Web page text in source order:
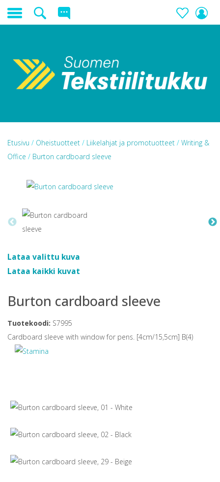
Etusivu / Oheistuotteet / Liikelahjat ja promotuotteet / Writing &
Office / Burton cardboard sleeve
Lataa valittu kuva
Lataa kaikki kuvat
Burton cardboard sleeve
Tuotekoodi: S7995
Cardboard sleeve with window for pens. [4cm/15,5cm] B(4)